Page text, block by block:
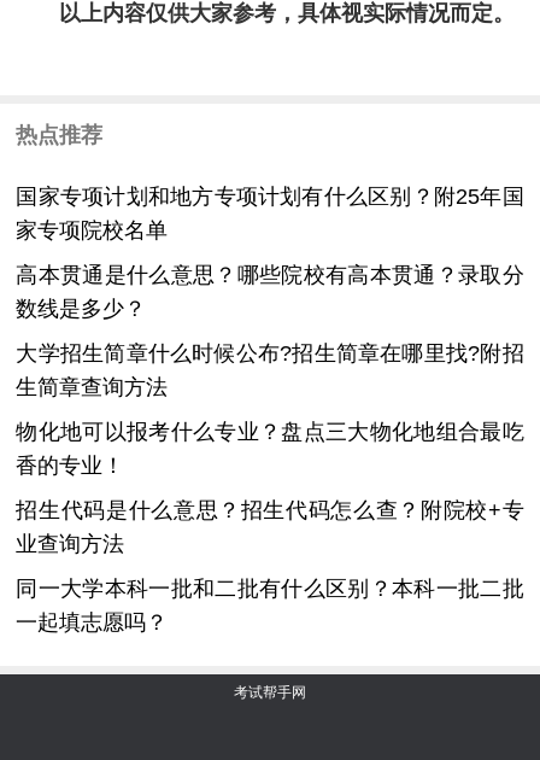
以上内容仅供大家参考，具体视实际情况而定。
热点推荐
国家专项计划和地方专项计划有什么区别？附25年国
家专项院校名单
高本贯通是什么意思？哪些院校有高本贯通？录取分
数线是多少？
大学招生简章什么时候公布?招生简章在哪里找?附招
生简章查询方法
物化地可以报考什么专业？盘点三大物化地组合最吃
香的专业！
招生代码是什么意思？招生代码怎么查？附院校+专
业查询方法
同一大学本科一批和二批有什么区别？本科一批二批
一起填志愿吗？
考试帮手网